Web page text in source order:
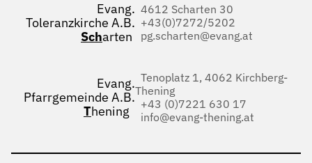
Evang.
Toleranzkirche A.B.
Scharten
4612 Scharten 30
+43(0)7272/5202
pg.scharten@evang.at
Evang.
Pfarrgemeinde A.B.
Thening
Tenoplatz 1, 4062 Kirchberg-
Thening
+43 (0)7221 630 17
info@evang-thening.at